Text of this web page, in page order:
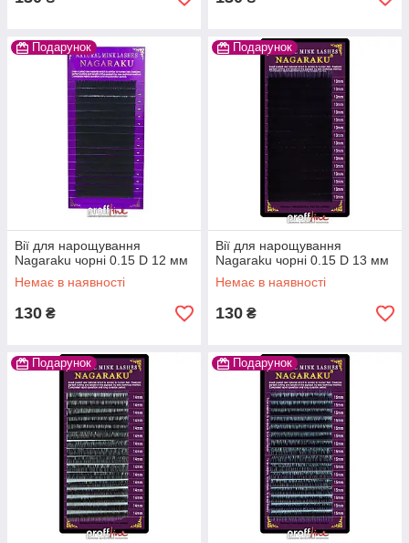
Подарунок
Вії для нарощування
Nagaraku чорні 0.15 D 12 мм
Немає в наявності
130 ₴
Подарунок
Вії для нарощування
Nagaraku чорні 0.15 D 13 мм
Немає в наявності
130 ₴
Подарунок Подарунок